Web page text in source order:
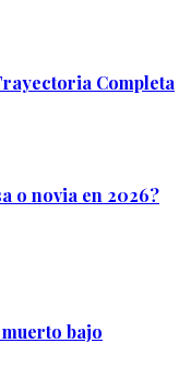
Completa
o novia en 2026?
bajo